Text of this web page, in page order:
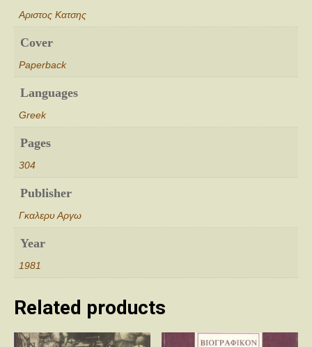
Αριστος Κατσης
Cover
Paperback
Languages
Greek
Pages
304
Publisher
Γκαλερυ Αργω
Year
1981
Related products